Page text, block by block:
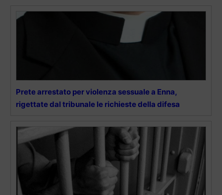
Prete arrestato per violenza sessuale a Enna,
rigettate dal tribunale le richieste della difesa